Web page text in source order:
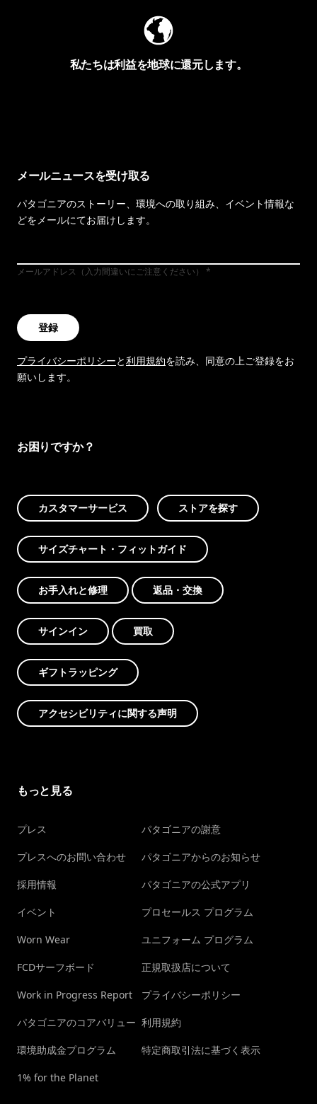
私たちは利益を地球に還元します。
メールニュースを受け取る
パタゴニアのストーリー、環境への取り組み、イベント情報な
どをメールにてお届けします。
メールアドレス（入力間違いにご注意ください）
登録
プライバシーポリシーと利用規約を読み、同意の上ご登録をお
願いします。
お困りですか？
カスタマーサービス ストアを探す
サイズチャート・フィットガイド
お手入れと修理 返品・交換
サインイン 買取
ギフトラッピング
アクセシビリティに関する声明
もっと見る
プレス
プレスへのお問い合わせ
採用情報
イベント
Worn Wear
FCDサーフボード
Work in Progress Report
パタゴニアのコアバリュー
環境助成金プログラム
1% for the Planet
パタゴニアの謝意
パタゴニアからのお知らせ
パタゴニアの公式アプリ
プロセールス プログラム
ユニフォーム プログラム
正規取扱店について
プライバシーポリシー
利用規約
特定商取引法に基づく表示